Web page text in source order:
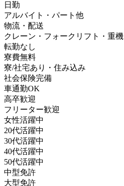
日勤
アルバイト・パート他
物流・配送
クレーン・フォークリフト・重機
転勤なし
寮費無料
寮/社宅あり・住み込み
社会保険完備
車通勤OK
高卒歓迎
フリーター歓迎
女性活躍中
20代活躍中
30代活躍中
40代活躍中
50代活躍中
中型免許
大型免許